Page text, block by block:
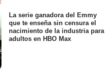
La serie ganadora del Emmy
que te enseña sin censura el
nacimiento de la industria para
adultos en HBO Max